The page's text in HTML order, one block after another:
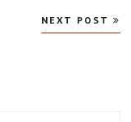
NEXT POST